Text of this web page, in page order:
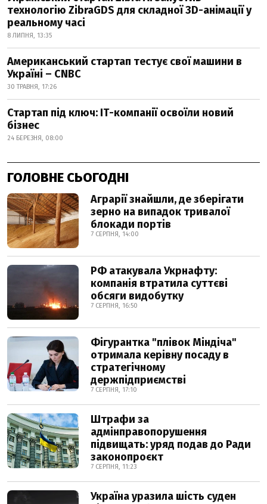
технологію ZibraGDS для складної 3D-анімації у
реальному часі
8 ЛИПНЯ, 13:35
Американський стартап тестує свої машини в
Україні – CNBC
30 ТРАВНЯ, 17:26
Стартап під ключ: ІТ-компанії освоїли новий
бізнес
24 БЕРЕЗНЯ, 08:00
ГОЛОВНЕ СЬОГОДНІ
Аграрії знайшли, де зберігати
зерно на випадок тривалої
блокади портів
7 СЕРПНЯ, 14:00
РФ атакувала Укрнафту:
компанія втратила суттєві
обсяги видобутку
7 СЕРПНЯ, 16:50
Фігурантка "плівок Міндіча"
отримала керівну посаду в
стратегічному
держпідприємстві
7 СЕРПНЯ, 17:10
Штрафи за
адмінправопорушення
підвищать: уряд подав до Ради
законопроєкт
7 СЕРПНЯ, 11:23
Україна уразила шість суден